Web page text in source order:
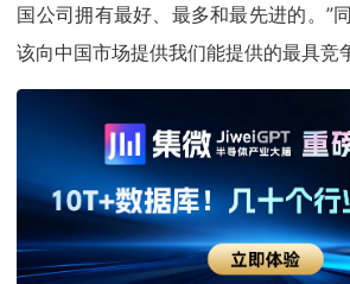
国公司拥有最好、最多和最先进的。”
该向中国市场提供我们能提供的最具竞